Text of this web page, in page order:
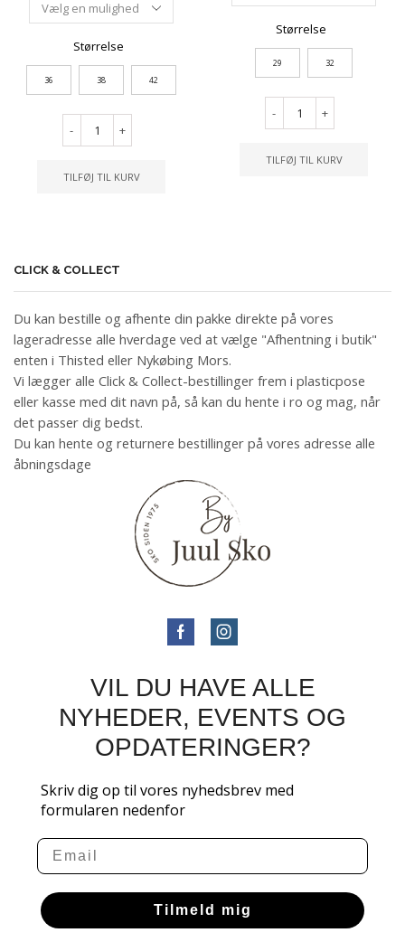
Størrelse
36 38 42
- +
TILFØJ TIL KURV
Størrelse
29 32
- +
TILFØJ TIL KURV
CLICK & COLLECT
Du kan bestille og afhente din pakke direkte på vores
lageradresse alle hverdage ved at vælge "Afhentning i butik"
enten i Thisted eller Nykøbing Mors.
Vi lægger alle Click & Collect-bestillinger frem i plasticpose
eller kasse med dit navn på, så kan du hente i ro og mag, når
det passer dig bedst.
Du kan hente og returnere bestillinger på vores adresse alle
åbningsdage
VIL DU HAVE ALLE
NYHEDER, EVENTS OG
OPDATERINGER?
Skriv dig op til vores nyhedsbrev med
formularen nedenfor
Email
Tilmeld mig